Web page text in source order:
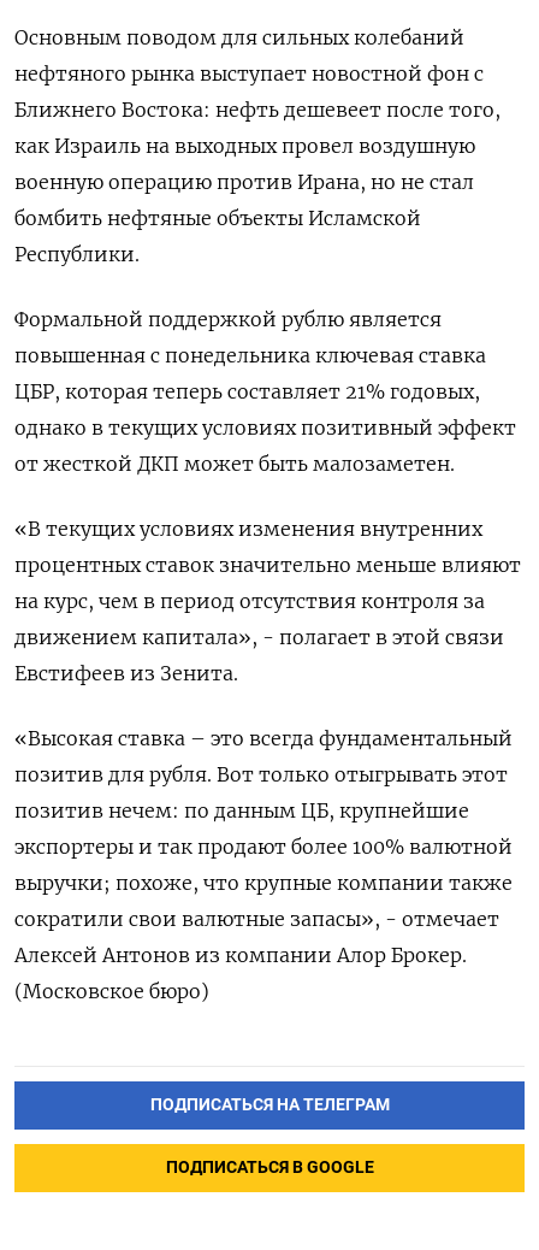
Основным поводом для сильных колебаний
нефтяного рынка выступает новостной фон с
Ближнего Востока: нефть дешевеет после того,
как Израиль на выходных провел воздушную
военную операцию против Ирана, но не стал
бомбить нефтяные объекты Исламской
Республики.
Формальной поддержкой рублю является
повышенная с понедельника ключевая ставка
ЦБР, которая теперь составляет 21% годовых,
однако в текущих условиях позитивный эффект
от жесткой ДКП может быть малозаметен.
«В текущих условиях изменения внутренних
процентных ставок значительно меньше влияют
на курс, чем в период отсутствия контроля за
движением капитала», - полагает в этой связи
Евстифеев из Зенита.
«Высокая ставка – это всегда фундаментальный
позитив для рубля. Вот только отыгрывать этот
позитив нечем: по данным ЦБ, крупнейшие
экспортеры и так продают более 100% валютной
выручки; похоже, что крупные компании также
сократили свои валютные запасы», - отмечает
Алексей Антонов из компании Алор Брокер.
(Московское бюро)
ПОДПИСАТЬСЯ НА ТЕЛЕГРАМ
ПОДПИСАТЬСЯ В GOOGLE